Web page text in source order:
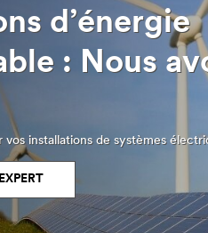
d’énergie
: Nous
vos installations de systèmes